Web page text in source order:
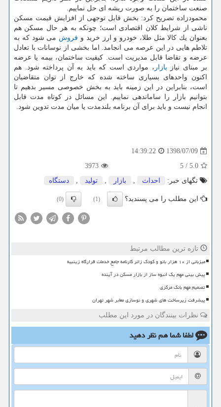
صنعت ساختمان را به صورت ریشه ای حل نماییم.
محمودزاده تصریح كرد: بخش قابل توجهی از افزایش قیمت مسكن
ناشی از شرایط كلان اقتصادی است؛ چونكه به هر حال مسكن هم
بعنوان یك كالا مثل طلا، خودرو و ارز خرید و فروش می شود كه به
تلاطم هایی در این عرصه می انجامد. اما بخشی از نوسانات با تعادل
عرضه و تقاضا قابل مدیریت است. كیفیت ساختمان، بیمه یا عرضه
بر مبنای نیاز بازار ، مواردی است كه باید به آن پرداخته شود. هم
اكنون واحدهای بسیاری ساخته شده كه خارج از توان متقاضیان
است، بنابراین در این زمینه باید به بخش خصوصی مسیر بدهیم تا
بتوانیم بازار را ساماندهی نماییم. این مسائل در كوتاه مدت قابل
انجام نیست و باید برای آن برنامه بلندمدت یا میان مدت تدوین شود.
1398/07/09
14:39:22
5.0
/
5
3973
تگهای خبر:
احداث , بازار , تولید , دستگاه
این مطلب را می پسندید؟ (1)
(0)
تازه ترین مطالب مرتبط
میزبانی از ۱۰ هزار بانو و کودک زائر کارنامه جامع خدمات قرارگاه زینبیه
پیش بینی مهم یک انبوه ساز از بازار مسکن در آینده
تصمیم مهم بانک مرکزی
پیشرفت زیرساخت های شهری و نوسازی معابر شهر تهران
نظرات بینندگان در مورد این مطلب
لطفا شما همنظر دهید